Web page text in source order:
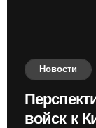
Новости
войск к